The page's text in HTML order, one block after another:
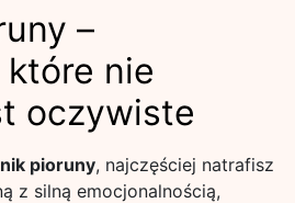
–
nie
oczywiste
pioruny, najczęściej natrafisz
z silną emocjonalnością,